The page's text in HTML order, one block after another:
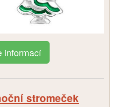
informací
stromeček